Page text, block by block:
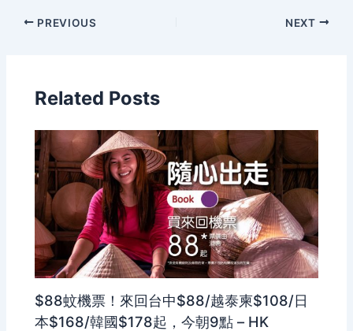
PREVIOUS NEXT
Related Posts
$88蚊機票！來回台中$88/越泰柬$108/日
本$168/韓國$178起，今朝9點 – HK